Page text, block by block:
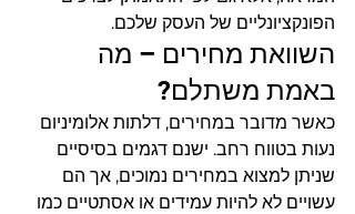
הפונקציונליים של העסק שלכם.
השוואת מחירים – מה
באמת משתלם?
כאשר מדובר במחירים, דלתות אלומיניום
נעות בטווח רחב. ישנם דגמים בסיסיים
שניתן למצוא במחירים נמוכים, אך הם
עשויים לא להיות עמידים או אסתטיים כמו